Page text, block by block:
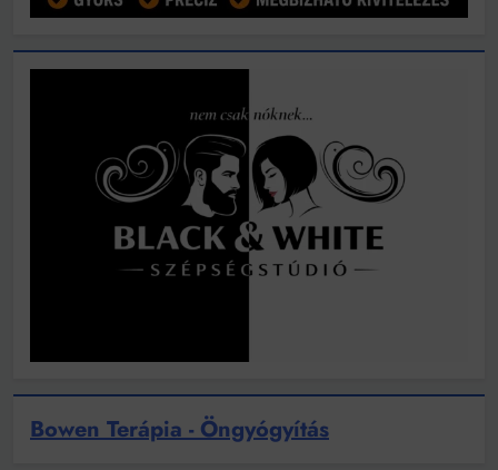
Bowen Terápia - Öngyógyítás